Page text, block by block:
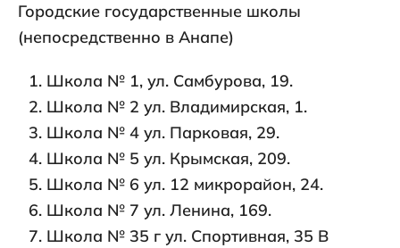
Городские государственные школы
(непосредственно в Анапе)
Школа № 1, ул. Самбурова, 19.
Школа № 2 ул. Владимирская, 1.
Школа № 4 ул. Парковая, 29.
Школа № 5 ул. Крымская, 209.
Школа № 6 ул. 12 микрорайон, 24.
Школа № 7 ул. Ленина, 169.
Школа № 35 г ул. Спортивная, 35 В